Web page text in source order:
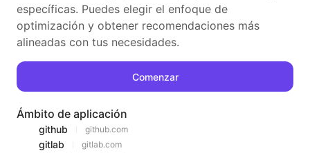
específicas. Puedes elegir el enfoque de
optimización y obtener recomendaciones más
alineadas con tus necesidades.
Comenzar
Ámbito de aplicación
github github.com
gitlab gitlab.com